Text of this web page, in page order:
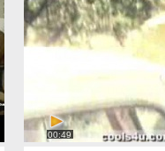
00:49